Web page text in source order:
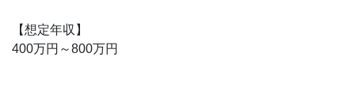
【想定年収】
400万円～800万円